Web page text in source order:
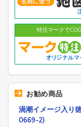
特注マークで
お勧め商品
渦潮イメージ入り
0669-2)